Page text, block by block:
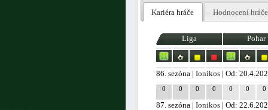
Kariéra hráče Hodnocení hráče
Liga Pohar
86. sezóna |Ionikos | Od:
0 0 0 0 0 0 0
87. sezóna |Ionikos | Od: